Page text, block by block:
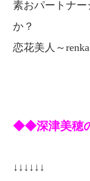
素おパートナ
か？
恋花美人～
◆◆深津美穂
↓↓↓↓↓↓